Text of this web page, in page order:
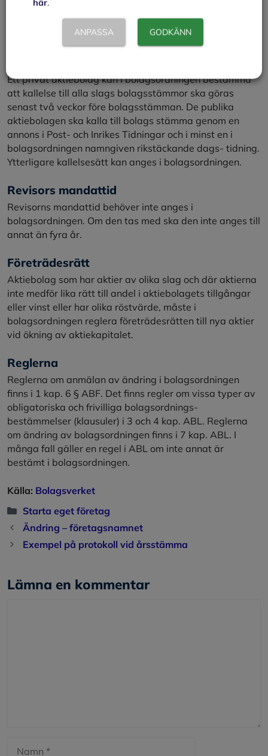
Kallelse till annan extra bolagsstämma ska ske tidigast
sex veckor och senast två veckor före bolagsstämman.
Bolagsordningen behöver bara ange sättet, men inte
tiden för kallelse till bolagsstämman.
Ett privat aktiebolag kan i bolagsordningen bestämma
att kallelse till alla slags bolagsstämmor ska göras
senast två veckor före bolagsstämman. De publika
aktiebolagen ska kalla till bolags stämma genom en
annons i Post- och Inrikes Tidningar och i minst en i
bolagsordningen namngiven rikstäckande dags- tidning.
Ytterligare kallelsesätt kan anges i bolagsordningen.
Revisors mandattid
Revisorns mandattid behöver inte anges i
bolagsordningen. Om den tas med ska den inte anges till
annat än fyra år.
Företrädesrätt
Aktiebolag som har aktier av olika slag och där aktierna
inte medför lika rätt till andel i aktiebolagets tillgångar
eller vinst eller har olika röstvärde, måste i
bolagsordningen reglera företrädesrätten till nya aktier
vid ökning av aktiekapitalet.
Reglerna
Reglerna om anmälan av ändring i bolagsordningen
finns i 1 kap. 6 § ABF. Det finns regler om vissa typer av
obligatoriska och frivilliga bolagsordnings-
bestämmelser (klausuler) i 3 och 4 kap. ABL. Reglerna
om ändring av bolagsordningen finns i 7 kap. ABL. I
många fall gäller en regel i ABL om inte annat är
bestämt i bolagsordningen.
Källa: Bolagsverket
Kategorier
Starta eget företag
Ändring – företagsnamnet
Exempel på protokoll vid årsstämma
Lämna en kommentar
ANPASSA GODKÄNN